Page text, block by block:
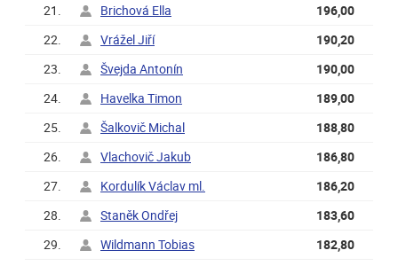
21.
Brichová Ella
196,00
22.
Vrážel Jiří
190,20
23.
Švejda Antonín
190,00
24.
Havelka Timon
189,00
25.
Šalkovič Michal
188,80
26.
Vlachovič Jakub
186,80
27.
Kordulík Václav ml.
186,20
28.
Staněk Ondřej
183,60
29.
Wildmann Tobias
182,80